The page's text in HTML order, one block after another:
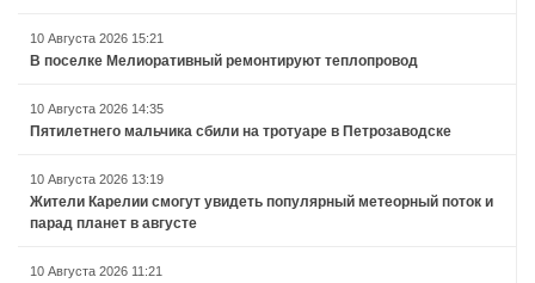
10 Августа 2026 15:21
В поселке Мелиоративный ремонтируют теплопровод
10 Августа 2026 14:35
Пятилетнего мальчика сбили на тротуаре в Петрозаводске
10 Августа 2026 13:19
Жители Карелии смогут увидеть популярный метеорный поток и
парад планет в августе
10 Августа 2026 11:21